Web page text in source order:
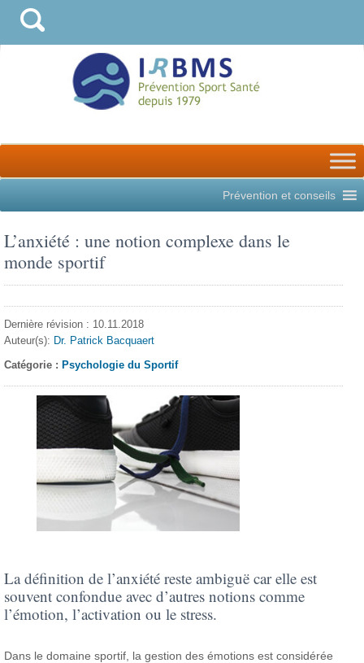
Prévention et conseils
L’anxiété : une notion complexe dans le
monde sportif
Dernière révision : 10.11.2018
Auteur(s): Dr. Patrick Bacquaert
Catégorie : Psychologie du Sportif
La définition de l’anxiété reste ambiguë car elle est
souvent confondue avec d’autres notions comme
l’émotion, l’activation ou le stress.
Dans le domaine sportif, la gestion des émotions est considérée